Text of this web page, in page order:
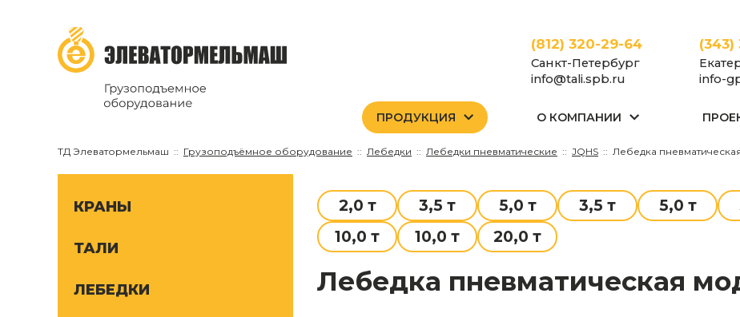
(812) 320-29-64
Санкт-Петербург
info@tali.spb.ru
(343)
info-
ПРОДУКЦИЯ О КОМПАНИИ
ТД Элеватормельмаш Грузоподъёмное оборудование Лебедки Лебедки пневматические JQHS Лебедка
КРАНЫ
ТАЛИ
ЛЕБЕДКИ
2,0 т 3,5 т 5,0 т 3,5 т 5,0 т
10,0 т
10,0 т 20,0 т
Лебедка пневматическая